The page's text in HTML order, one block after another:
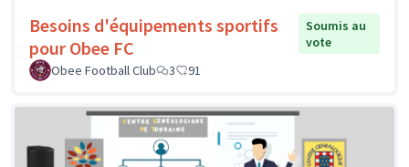
Besoins d'équipements sportifs
pour Obee FC
Soumis au
vote
Obee Football Club
3 91